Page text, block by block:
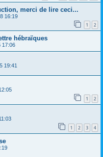
merci de lire ceci...
16:19
1 2
hébraïques
17:06
19:41
1 2
1 2 3 4